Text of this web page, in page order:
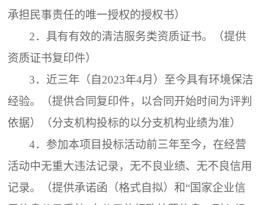
承担民事责任的唯一授权的授权书）
2． 具有有效的清洁服务类资质证书。（提供
资质证书复印件）
3． 近三年（自2023年4月）至今具有环境保洁
经验。（提供合同复印件，以合同开始时间为评判
依据）（分支机构投标的以分支机构业绩为准）
4． 参加本项目投标活动前三年至今，在经营
活动中无重大违法记录，无不良业绩、无不良信用
记录。（提供承诺函（格式自拟）和“国家企业信